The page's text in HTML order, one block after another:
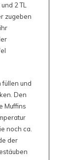
2 TL
zugeben
füllen und
Den
Muffins
noch ca.
der